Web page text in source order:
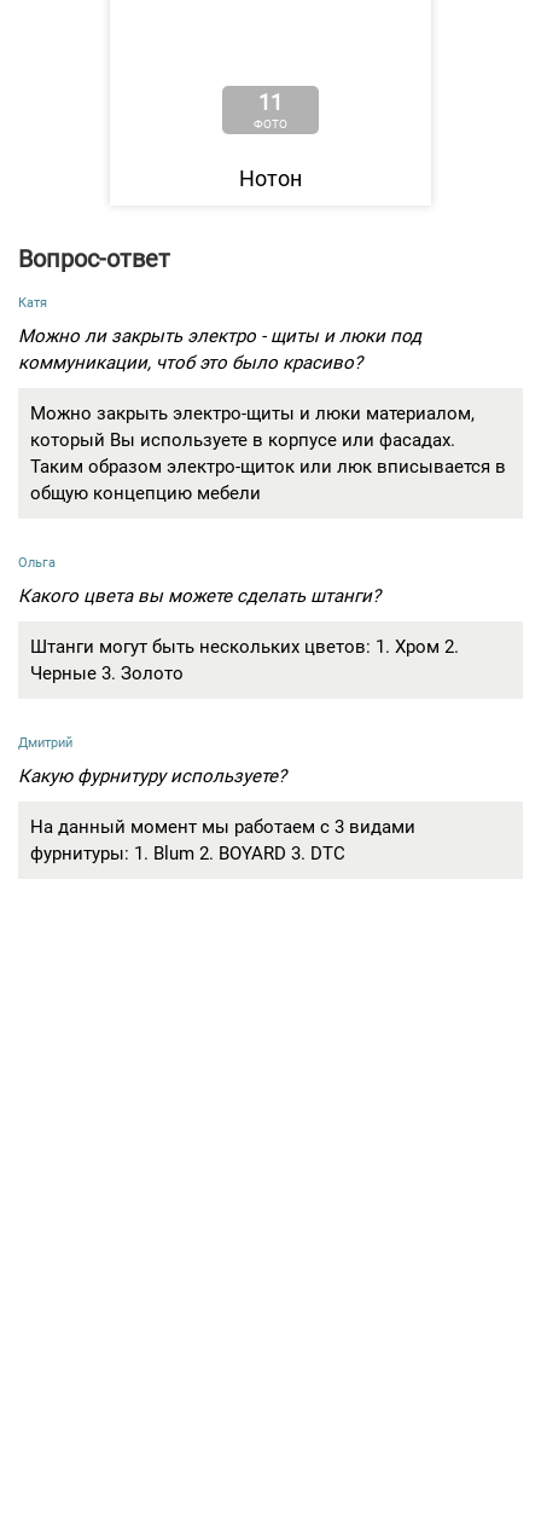
11
ФОТО
Нотон
Вопрос-ответ
Катя
Можно ли закрыть электро - щиты и люки под
коммуникации, чтоб это было красиво?
Можно закрыть электро-щиты и люки материалом,
который Вы используете в корпусе или фасадах.
Таким образом электро-щиток или люк вписывается в
общую концепцию мебели
Ольга
Какого цвета вы можете сделать штанги?
Штанги могут быть нескольких цветов: 1. Хром 2.
Черные 3. Золото
Дмитрий
Какую фурнитуру используете?
На данный момент мы работаем с 3 видами
фурнитуры: 1. Blum 2. BOYARD 3. DTC